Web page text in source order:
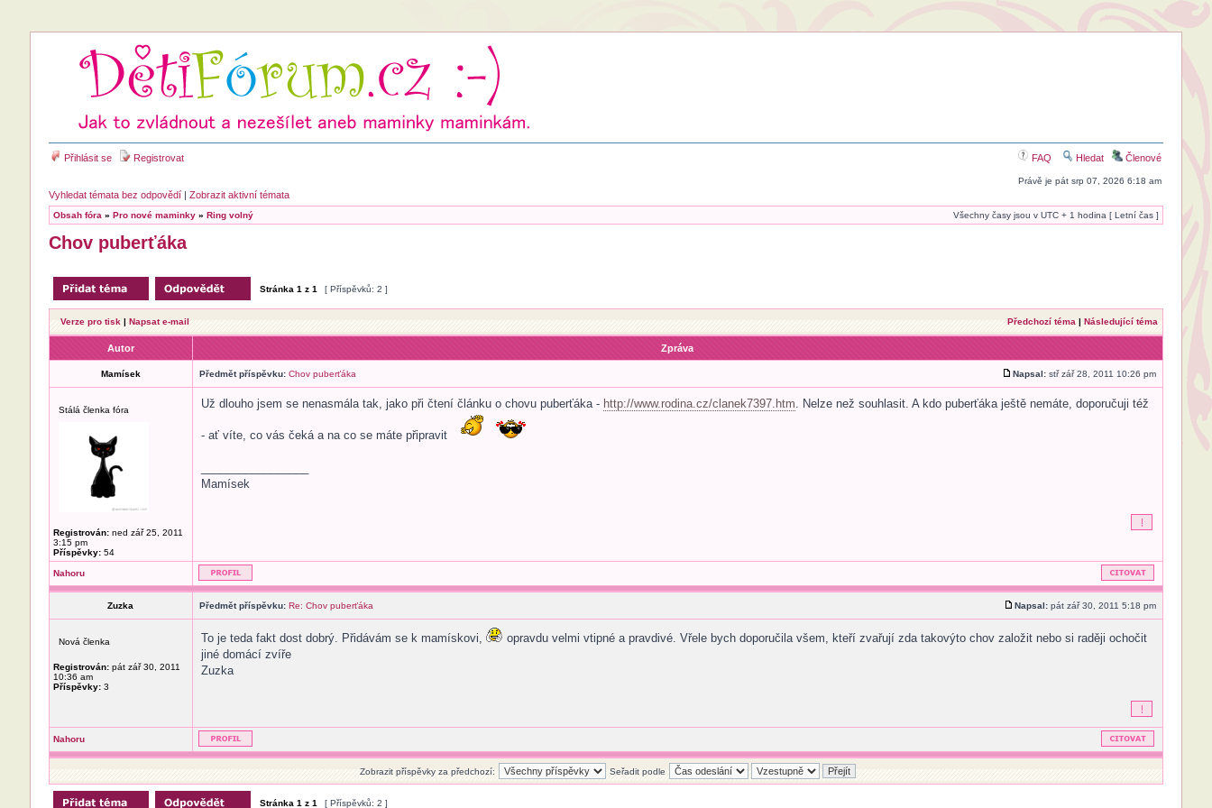
Přihlásit se Registrovat FAQ Hledat Členové
Právě je pát srp 07, 2026 6:18 am
Vyhledat témata bez odpovědí| Zobrazit aktivní témata
Obsah fóra » Pro nové maminky» Ring volný Všechny časy jsou v UTC + 1 hodina [ Letní čas ]
Chov puberťáka
Stránka 1 z 1 [ Příspěvků: 2 ]
Verze pro tisk | Napsat e-mail Předchozí téma | Následující téma
Autor Zpráva
Mamísek Předmět příspěvku: Chov puberťáka Napsal:stř zář 28, 2011 10:26 pm
Stálá členka fóra
Registrován:ned zář 25, 2011
3:15 pm
Příspěvky:54
Už dlouho jsem se nenasmála tak, jako při čtení článku o chovu puberťáka - http://www.rodina.cz/clanek7397.htm. Nelze než souhlasit. A kdo puberťáka ještě nemáte, doporučuji též
- ať víte, co vás čeká a na co se máte připravit
Mamísek
Nahoru
Zuzka Předmět příspěvku: Re: Chov puberťáka Napsal:pát zář 30, 2011 5:18 pm
Nová členka
Registrován:pát zář 30, 2011
10:36 am
Příspěvky:3
To je teda fakt dost dobrý. Přidávám se k mamískovi,
opravdu velmi vtipné a pravdivé. Vřele bych doporučila všem, kteří zvařují zda takovýto chov založit nebo si raději ochočit
jiné domácí zvíře
Zuzka
Nahoru
Zobrazit příspěvky za předchozí: Seřadit podle
Stránka 1 z 1 [ Příspěvků: 2 ]